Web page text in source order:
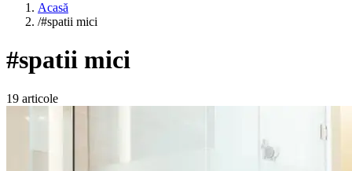
Acasă
/#spatii mici
#spatii mici
19 articole